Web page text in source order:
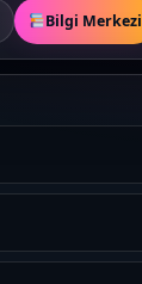
Bilgi Merkezi